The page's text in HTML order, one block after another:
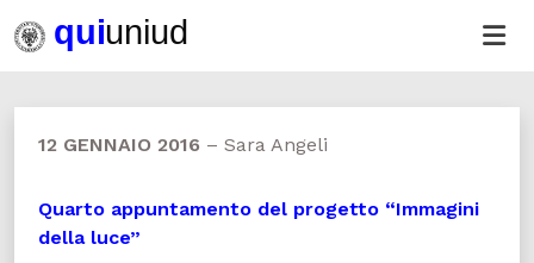
12 GENNAIO 2016 – Sara Angeli
Quarto appuntamento del progetto “Immagini
della luce”